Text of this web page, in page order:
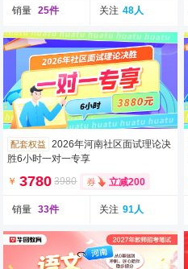
销量 25件 关注 48人
配套权益
2026年河南社区面试理论决
胜6小时一对一专享
￥ 3780 3980 立减200
销量 33件 关注 91人